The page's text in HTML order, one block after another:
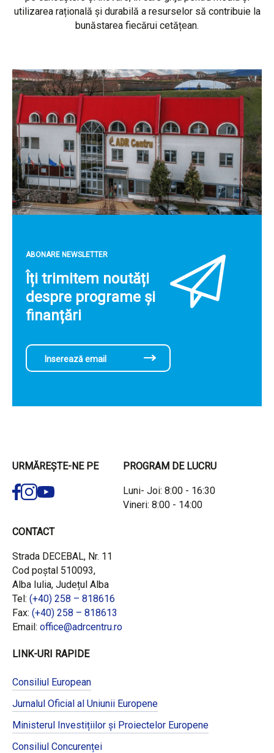
utilizarea rațională și durabilă a resurselor să contribuie la
bunăstarea fiecărui cetățean.
ABONARE NEWSLETTER
Îți trimitem noutăți
despre programe și
finanțări
URMĂREȘTE-NE PE PROGRAM DE LUCRU
Luni- Joi: 8:00 - 16:30
Vineri: 8:00 - 14:00
CONTACT
Strada DECEBAL, Nr. 11
Cod poștal 510093,
Alba Iulia, Județul Alba
Tel: (+40) 258 – 818616
Fax: (+40) 258 – 818613
Email: office@adrcentru.ro
LINK-URI RAPIDE
Consiliul European
Jurnalul Oficial al Uniunii Europene
Ministerul Investițiilor și Proiectelor Europene
Consiliul Concurenței